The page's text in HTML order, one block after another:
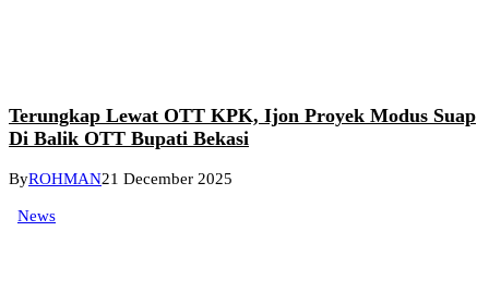
Terungkap Lewat OTT KPK, Ijon Proyek Modus Suap
Di Balik OTT Bupati Bekasi
ByROHMAN21 December 2025
News